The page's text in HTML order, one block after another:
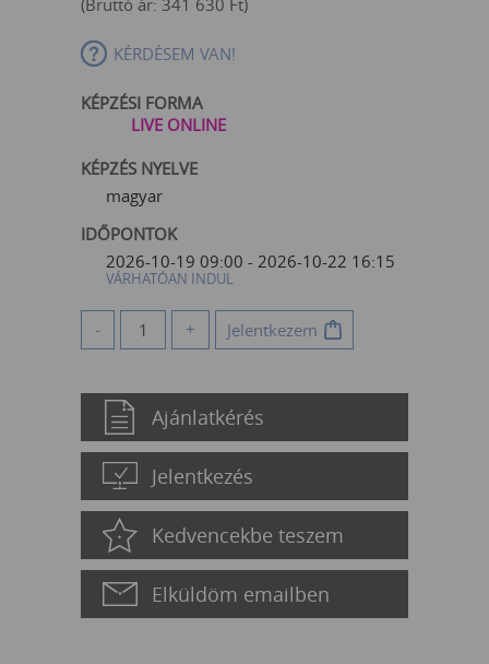
KÉRDÉSEM VAN!
KÉPZÉSI FORMA
LIVE ONLINE
KÉPZÉS NYELVE
magyar
IDŐPONTOK
2026-10-19 09:00 - 2026-10-22 16:15
VÁRHATÓAN INDUL
- + Jelentkezem
Ajánlatkérés
Jelentkezés
Kedvencekbe teszem
Elküldöm emailben